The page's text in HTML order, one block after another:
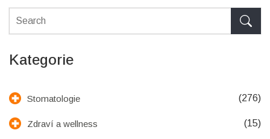
Kategorie
Stomatologie (276)
Zdraví a wellness (15)